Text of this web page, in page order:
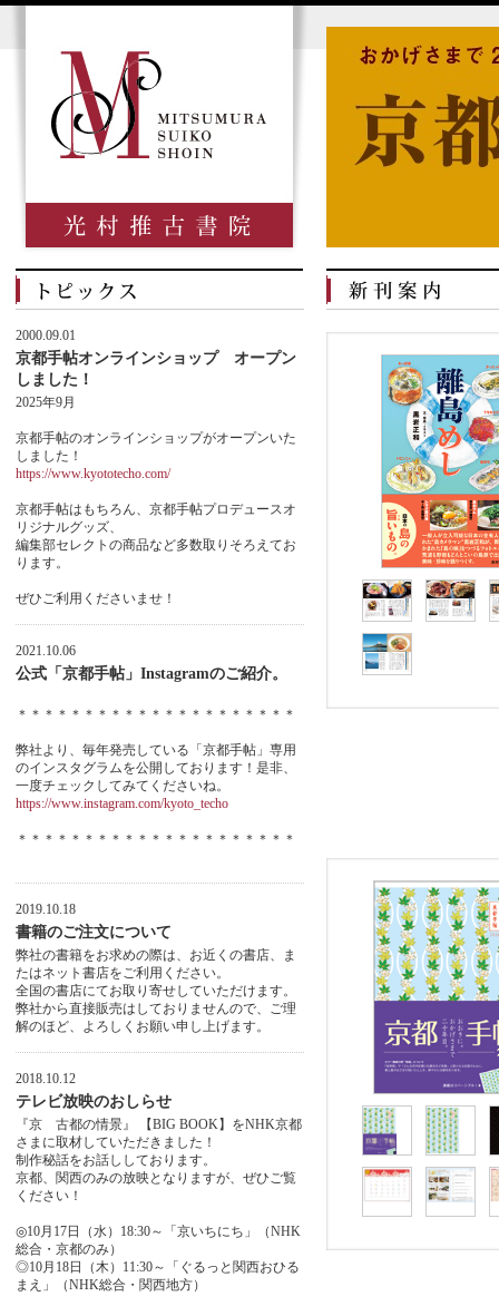
2000.09.01
京都手帖オンラインショップ オープン
しました！
2025年9月
京都手帖のオンラインショップがオープンいた
しました！
https://www.kyototecho.com/
京都手帖はもちろん、京都手帖プロデュースオ
リジナルグッズ、
編集部セレクトの商品など多数取りそろえてお
ります。
ぜひご利用くださいませ！
2021.10.06
公式「京都手帖」Instagramのご紹介。
＊＊＊＊＊＊＊＊＊＊＊＊＊＊＊＊＊＊＊＊＊
弊社より、毎年発売している「京都手帖」専用
のインスタグラムを公開しております！是非、
一度チェックしてみてくださいね。
https://www.instagram.com/kyoto_techo
＊＊＊＊＊＊＊＊＊＊＊＊＊＊＊＊＊＊＊＊＊
2019.10.18
書籍のご注文について
弊社の書籍をお求めの際は、お近くの書店、ま
たはネット書店をご利用ください。
全国の書店にてお取り寄せしていただけます。
弊社から直接販売はしておりませんので、ご理
解のほど、よろしくお願い申し上げます。
2018.10.12
テレビ放映のおしらせ
『京 古都の情景』 【BIG BOOK】をNHK京都
さまに取材していただきました！
制作秘話をお話ししております。
京都、関西のみの放映となりますが、ぜひご覧
ください！
◎10月17日（水）18:30～「京いちにち」（NHK
総合・京都のみ）
◎10月18日（木）11:30～「ぐるっと関西おひる
まえ」（NHK総合・関西地方）